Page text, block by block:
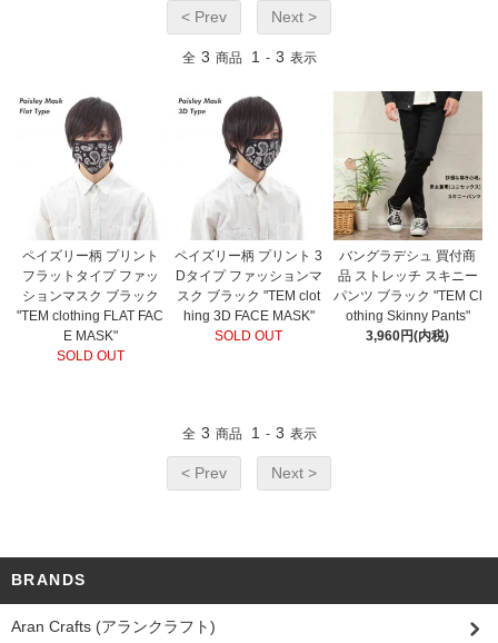
< Prev Next >
全 3 商品 1 - 3 表示
ペイズリー柄 プリント
フラットタイプ ファッ
ションマスク ブラック
"TEM clothing FLAT FAC
E MASK"
SOLD OUT
ペイズリー柄 プリント 3
Dタイプ ファッションマ
スク ブラック "TEM clot
hing 3D FACE MASK"
SOLD OUT
バングラデシュ 買付商
品 ストレッチ スキニー
パンツ ブラック "TEM Cl
othing Skinny Pants"
3,960円(内税)
全 3 商品 1 - 3 表示
< Prev Next >
BRANDS
Aran Crafts (アランクラフト)